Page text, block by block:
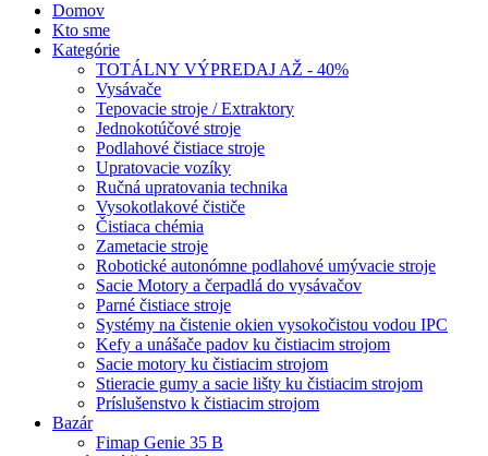
Domov
Kto sme
Kategórie
TOTÁLNY VÝPREDAJ AŽ - 40%
Vysávače
Tepovacie stroje / Extraktory
Jednokotúčové stroje
Podlahové čistiace stroje
Upratovacie vozíky
Ručná upratovania technika
Vysokotlakové čističe
Čistiaca chémia
Zametacie stroje
Robotické autonómne podlahové umývacie stroje
Sacie Motory a čerpadlá do vysávačov
Parné čistiace stroje
Systémy na čistenie okien vysokočistou vodou IPC
Kefy a unášače padov ku čistiacim strojom
Sacie motory ku čistiacim strojom
Stieracie gumy a sacie lišty ku čistiacim strojom
Príslušenstvo k čistiacim strojom
Bazár
Fimap Genie 35 B